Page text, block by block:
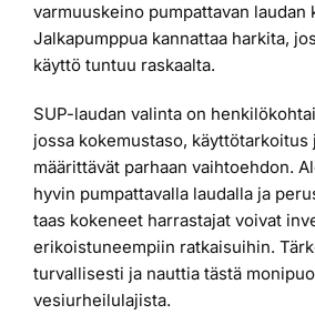
varmuuskeino pumpattavan laudan
Jalkapumppua kannattaa harkita,
käyttö tuntuu raskaalta.
SUP-laudan valinta on
jossa kokemustaso, käyttötarkoitus
määrittävät parhaan vaihtoehdon.
hyvin pumpattavalla laudalla ja
taas kokeneet harrastajat voivat
erikoistuneempiin ratkaisuihin.
turvallisesti ja nauttia tästä
vesiurheilulajista.